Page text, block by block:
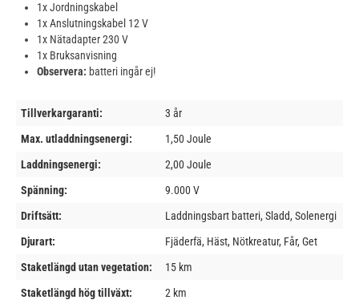
1x Jordningskabel
1x Anslutningskabel 12 V
1x Nätadapter 230 V
1x Bruksanvisning
Observera: batteri ingår ej!
Tillverkargaranti:
3 år
Max. utladdningsenergi:
1,50 Joule
Laddningsenergi:
2,00 Joule
Spänning:
9.000 V
Driftsätt:
Laddningsbart batteri, Sladd, Solenergi
Djurart:
Fjäderfä, Häst, Nötkreatur, Får, Get
Staketlängd utan vegetation:
15 km
Staketlängd hög tillväxt:
2 km